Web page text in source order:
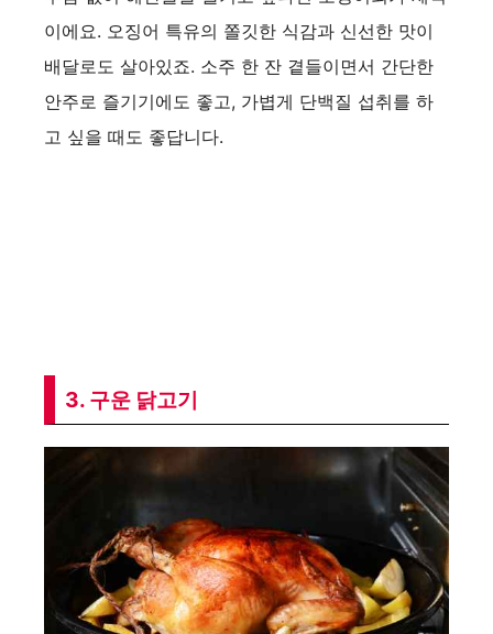
이에요. 오징어 특유의 쫄깃한 식감과 신선한 맛이
배달로도 살아있죠. 소주 한 잔 곁들이면서 간단한
안주로 즐기기에도 좋고, 가볍게 단백질 섭취를 하
고 싶을 때도 좋답니다.
3. 구운 닭고기